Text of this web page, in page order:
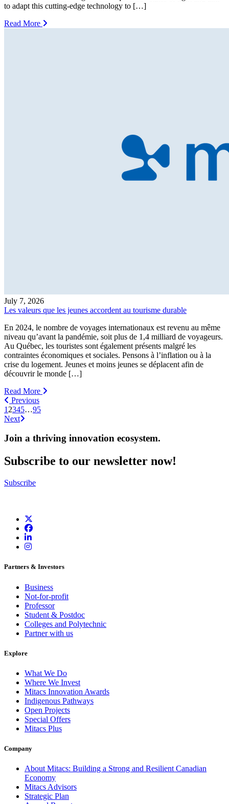
to adapt this cutting-edge technology to […]
Read More
July 7, 2026
Les valeurs que les jeunes accordent au tourisme durable
En 2024, le nombre de voyages internationaux est revenu au même
niveau qu’avant la pandémie, soit plus de 1,4 milliard de voyageurs.
Au Québec, les touristes sont également présents malgré les
contraintes économiques et sociales. Pensons à l’inflation ou à la
crise du logement. Jeunes et moins jeunes se déplacent afin de
découvrir le monde […]
Read More
Previous
1 2345…95
Next
Join a thriving innovation ecosystem.
Subscribe to our newsletter now!
Subscribe
Partners & Investors
Business
Not-for-profit
Professor
Student & Postdoc
Colleges and Polytechnic
Partner with us
Explore
What We Do
Where We Invest
Mitacs Innovation Awards
Indigenous Pathways
Open Projects
Special Offers
Mitacs Plus
Company
About Mitacs: Building a Strong and Resilient Canadian
Economy
Mitacs Advisors
Strategic Plan